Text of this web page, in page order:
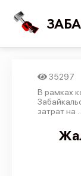
35297
В рамках
затрат на ...